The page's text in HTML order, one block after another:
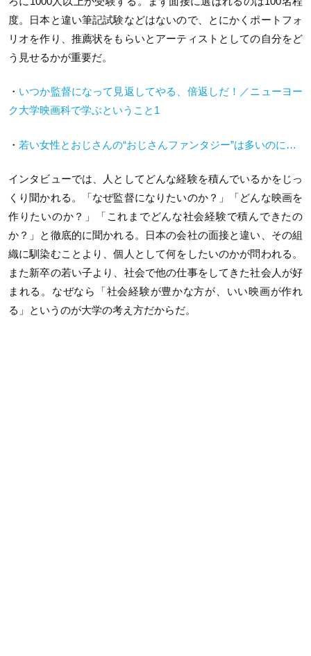
度。日本と違い筆記試験などはないので、とにかくポートフォ
リオを作り、推薦状をもらいとアーティストとしての自分をど
う見せるかが重要だ。
・ いつか監督になって見返してやる、倍返しだ！／ニューヨー
ク大学映画科で学ぶということ1
・ 若い女性とおじさんの“おじさんファンタジー”は多いのに…
インタビューでは、人としてどんな経験を積んでいるかをじっ
くり聞かれる。「なぜ監督になりたいのか？」「どんな映画を
作りたいのか？」「これまでどんな社会経験で積んできたの
か？」と徹底的に聞かれる。日本の会社の面接と違い、その組
織に馴染むことより、個人として何をしたいのかが問われる。
また新卒の若い子より、社会で他の仕事をしてきた社会人が好
まれる。なぜなら「社会経験が豊かな方が、いい映画が作れ
る」というのが大学の考え方だからだ。